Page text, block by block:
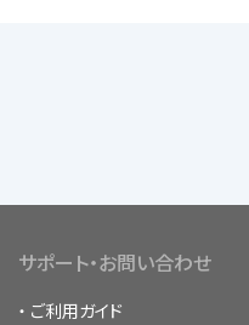
サポート・お問い合わせ
ご利用ガイド